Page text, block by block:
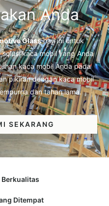
Anda
Glasshari ini untuk
kaca mobil yang Anda
kaca mobil Anda pada
pikiran dengan kaca mobil
dan tahan lama.
SEKARANG
Ditempat